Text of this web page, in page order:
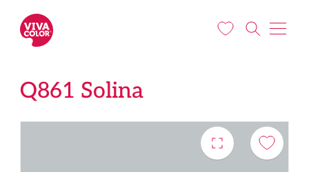
Q861 Solina